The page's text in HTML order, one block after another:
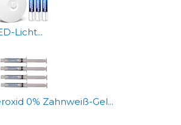
Licht...
0% Zahnweiß-Gel...